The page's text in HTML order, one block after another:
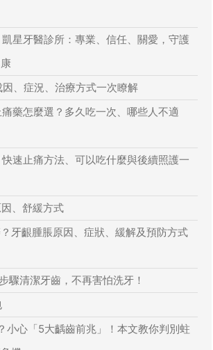
星牙醫診所：專業、信任、關愛，守護
、症況、治療方式一次瞭解
藥怎麼選？多久吃一次、哪些人不適
速止痛方法、可以吃什麼與後續照護一
、舒緩方式
牙齦腫脹原因、症狀、緩解及預防方式
驟清潔牙齒，不再害怕洗牙！
小心「5大齲齒前兆」！本文教你判別蛀